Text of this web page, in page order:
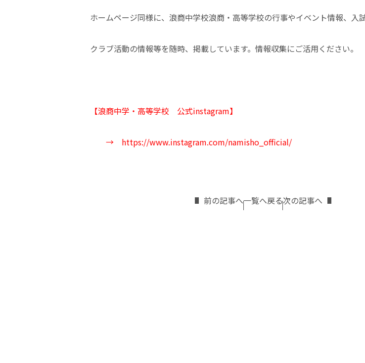
ホームページ同様に、浪商中学校浪商・高等学校の行事やイベント情報、入試
クラブ活動の情報等を随時、掲載しています。情報収集にご活用ください。
【浪商中学 ・高等学校 公式instagram】
→ https://www.instagram.com/namisho_official/
前の記事へ一覧へ戻る次の記事へ